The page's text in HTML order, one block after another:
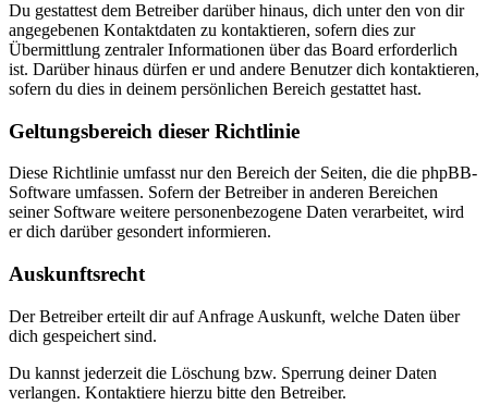
Du gestattest dem Betreiber darüber hinaus, dich unter den von dir
angegebenen Kontaktdaten zu kontaktieren, sofern dies zur
Übermittlung zentraler Informationen über das Board erforderlich
ist. Darüber hinaus dürfen er und andere Benutzer dich kontaktieren,
sofern du dies in deinem persönlichen Bereich gestattet hast.
Geltungsbereich dieser Richtlinie
Diese Richtlinie umfasst nur den Bereich der Seiten, die die phpBB-
Software umfassen. Sofern der Betreiber in anderen Bereichen
seiner Software weitere personenbezogene Daten verarbeitet, wird
er dich darüber gesondert informieren.
Auskunftsrecht
Der Betreiber erteilt dir auf Anfrage Auskunft, welche Daten über
dich gespeichert sind.
Du kannst jederzeit die Löschung bzw. Sperrung deiner Daten
verlangen. Kontaktiere hierzu bitte den Betreiber.